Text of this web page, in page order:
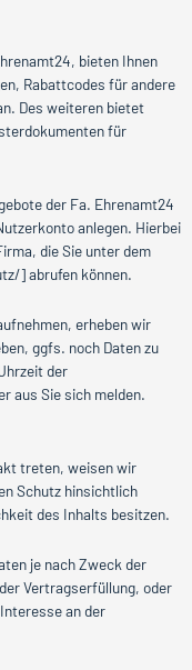
bieten Ihnen
Rabattcodes für andere
Des weiteren bietet
für
der Fa. Ehrenamt24
anlegen. Hierbei
die Sie unter dem
] abrufen können.
erheben wir
ggfs. noch Daten zu
der
aus Sie sich melden.
treten, weisen wir
Schutz hinsichtlich
des Inhalts besitzen.
je nach Zweck der
Vertragserfüllung, oder
an der